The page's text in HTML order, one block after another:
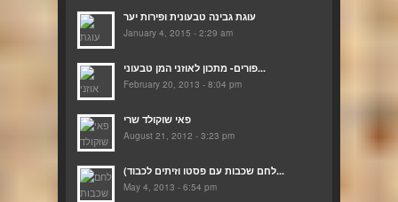
עוגת גבינה טבעונית ופירות יער
January 4, 2015 - 2:29 am
פורים- מתכון לאוזני המן טבעוני...
February 20, 2013 - 8:04 pm
פאי שוקולד שרי
August 21, 2012 - 3:23 pm
(לחם שכבות עם פסטו וזיתים לכבוד...
May 4, 2013 - 6:54 pm